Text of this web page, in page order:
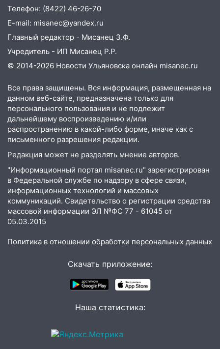
20:04 Ульяновцев приглашают на забег,
посвящённый Дню воздушного флота
России
19:12
В Ульяновской области
руководителя частной компании
наказали за сокрытие прошлого своего
18:02 В Ульяновск едут звезды
баскетбола!
17:08 Ульяновский областной суд
оставил в силе приговор руководству
3,2 млн рублей
16:09 Ветераны легкой атлетики из
Ульяновска успешно выступили на
Чемпионате России
16:02 В Ульяновской области убрали
более 28% площадей зерновых и
зернобобовых культур
Ульяновской области завели дело на
агрессивную женщину
курьера: крупная авария в Ульяновске
новый кавалер женщины оказался
Телефон: (8422) 46-26-70
E-mail: misanec@yandex.ru
Главный редактор - Мисанец З.Ф.
Учредитель - ИП Мисанец Р.Р.
© 2014-2026 Новости Ульяновска онлайн misanec.ru
Все права защищены. Вся информация, размещенная на
данном веб-сайте, предназначена только для
персонального пользования и не подлежит
дальнейшему воспроизведению и/или
распространению в какой-либо форме, иначе как с
письменного разрешения редакции.
Редакция может не разделять мнение авторов.
"Информационный портал misanec.ru" зарегистрирован
в Федеральной службе по надзору в сфере связи,
информационных технологий и массовых
коммуникаций. Свидетельство о регистрации средства
массовой информации ЭЛ №ФС 77 - 61045 от
05.03.2015
Политика в отношении обработки персональных данных
Скачать приложение:
Наша статистика: